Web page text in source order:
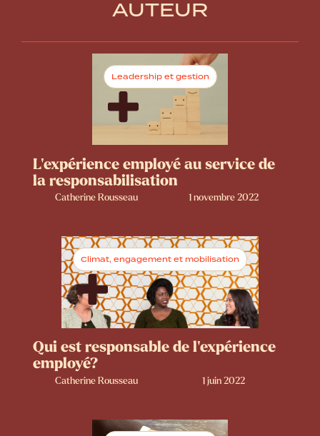
AUTEUR
Leadership et gestion
L’expérience employé au service de
la responsabilisation
Catherine Rousseau 1 novembre 2022
Climat, engagement et mobilisation
Qui est responsable de l’expérience
employé?
Catherine Rousseau 1 juin 2022